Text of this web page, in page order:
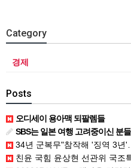
Category
경제
Posts
오디세이 용아맥 되팔렘들
SBS는 일본 여행 고려중이신 분
34년 군복무"참작해 '징역 3
친윤 국힘 윤상현 선관위 국조특위위